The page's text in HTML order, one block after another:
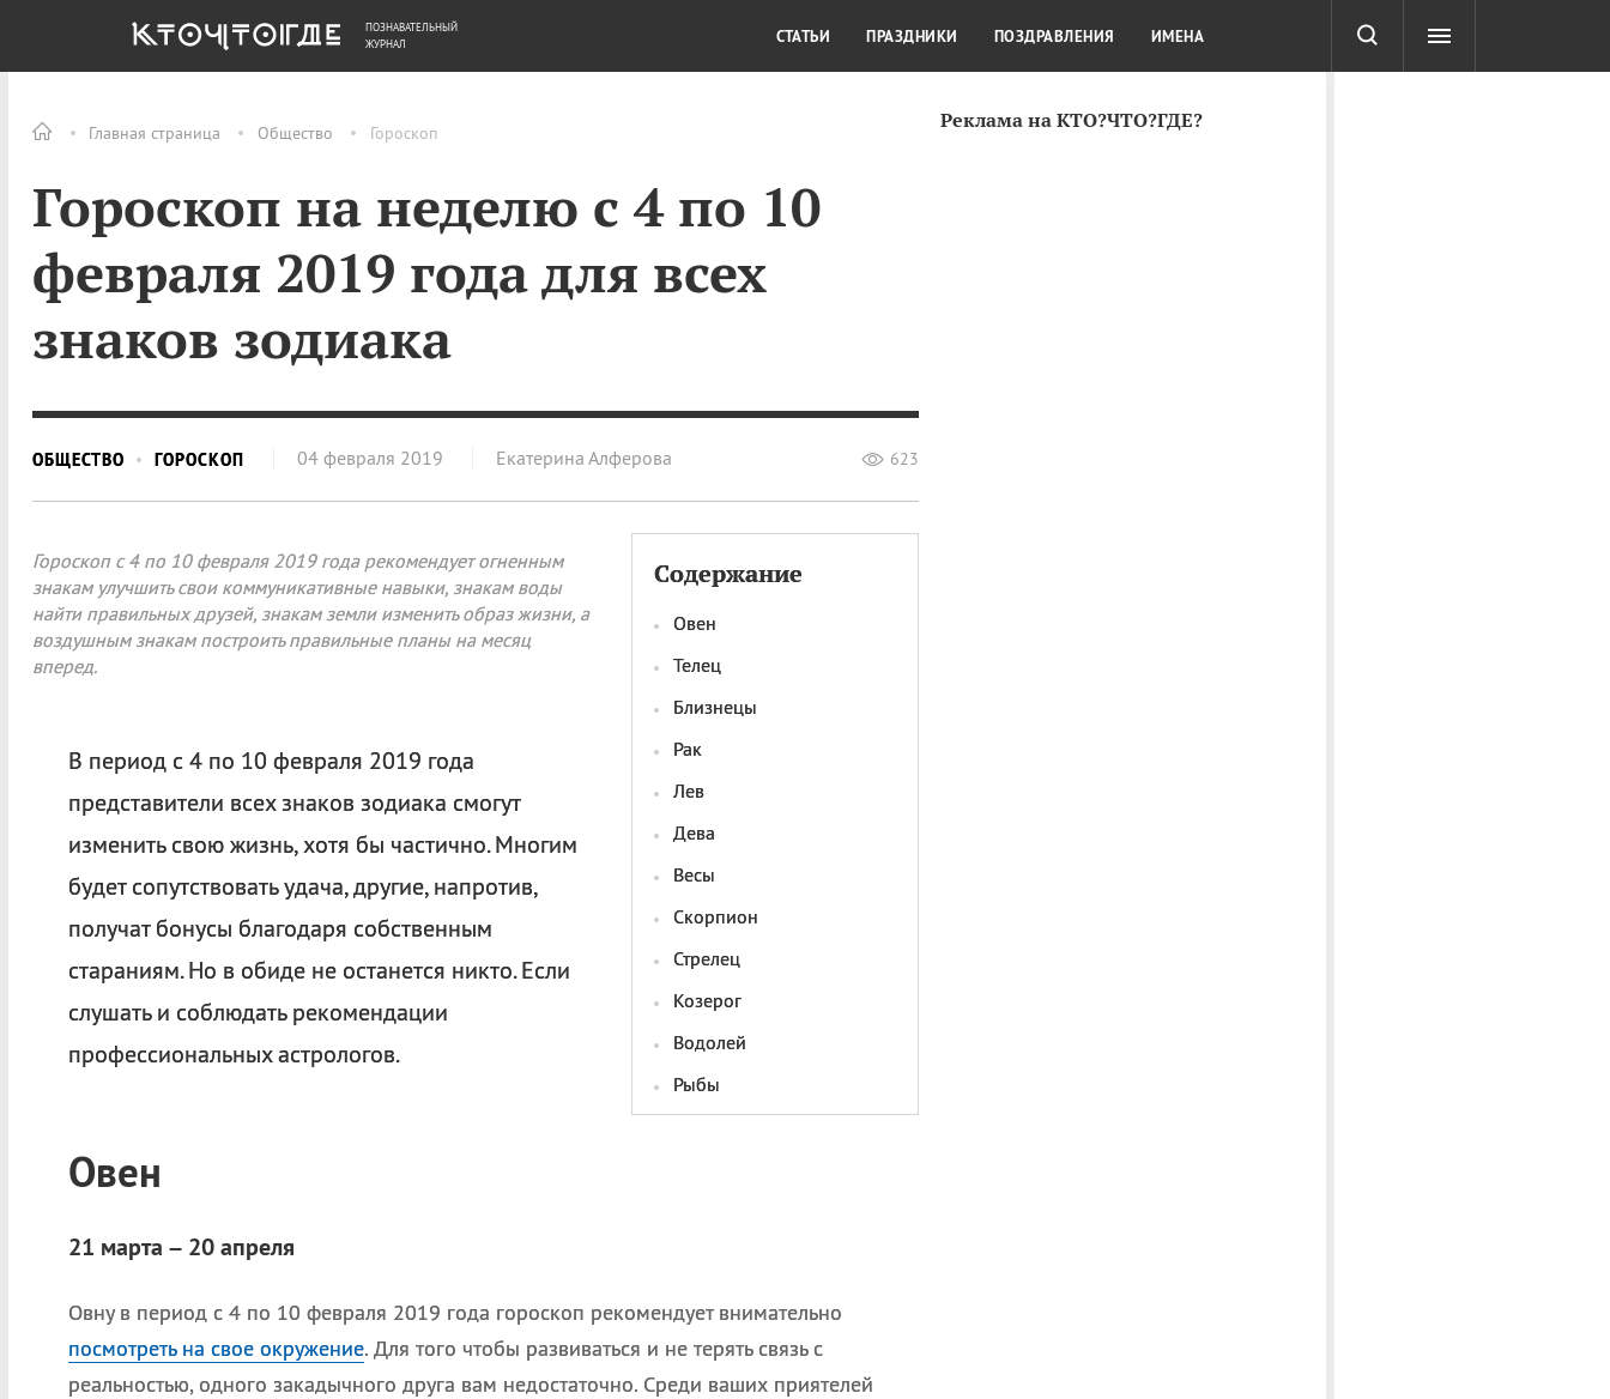
Главная страница Общество Гороскоп
Гороскоп на неделю с 4 по 10
февраля 2019 года для всех
знаков зодиака
ОБЩЕСТВО ГОРОСКОП 04 февраля 2019 Екатерина Алферова 623
Содержание
Овен
Телец
Близнецы
Рак
Лев
Дева
Весы
Скорпион
Стрелец
Козерог
Водолей
Рыбы
Гороскоп с 4 по 10 февраля 2019 года рекомендует огненным
знакам улучшить свои коммуникативные навыки, знакам воды
найти правильных друзей, знакам земли изменить образ жизни, а
воздушным знакам построить правильные планы на месяц
вперед.
В период с 4 по 10 февраля 2019 года
представители всех знаков зодиака смогут
изменить свою жизнь, хотя бы частично. Многим
будет сопутствовать удача, другие, напротив,
получат бонусы благодаря собственным
стараниям. Но в обиде не останется никто. Если
слушать и соблюдать рекомендации
профессиональных астрологов.
Овен
21 марта – 20 апреля
Овну в период с 4 по 10 февраля 2019 года гороскоп рекомендует внимательно
посмотреть на свое окружение. Для того чтобы развиваться и не терять связь с
реальностью, одного закадычного друга вам недостаточно. Среди ваших приятелей
Реклама на КТО?ЧТО?ГДЕ?
ОБЩЕСТВО ДЕНЬГИ КУЛЬТУРА КРАСОТА ТЕСТЫ
ПОЗНАВАТЕЛЬНЫЙ
ЖУРНАЛ
СТАТЬИ ПРАЗДНИКИ ПОЗДРАВЛЕНИЯ ИМЕНА